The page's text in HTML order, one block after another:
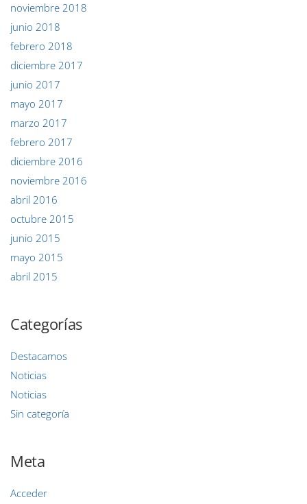
noviembre 2018
junio 2018
febrero 2018
diciembre 2017
junio 2017
mayo 2017
marzo 2017
febrero 2017
diciembre 2016
noviembre 2016
abril 2016
octubre 2015
junio 2015
mayo 2015
abril 2015
Categorías
Destacamos
Noticias
Noticias
Sin categoría
Meta
Acceder